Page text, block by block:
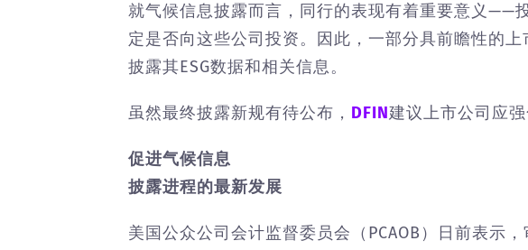
就气候信息披露而言，同行的表现有着重要意义——
定是否向这些公司投资。因此，一部分具前瞻性的
披露其ESG数据和相关信息。
虽然最终披露新规有待公布， DFIN建议上市公司应
促进气候信息
披露进程的最新发展
美国公众公司会计监督委员会（PCAOB）日前表示